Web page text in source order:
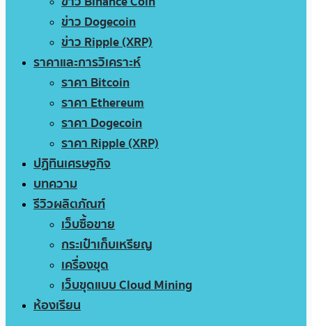
ข่าว Dogecoin
ข่าว Ripple (XRP)
ราคาและการวิเคราะห์
ราคา Bitcoin
ราคา Ethereum
ราคา Dogecoin
ราคา Ripple (XRP)
ปฏิทินเศรษฐกิจ
บทความ
รีวิวผลิตภัณฑ์
เว็บซื้อขาย
กระเป๋าเก็บเหรียญ
เครื่องขุด
เว็บขุดแบบ Cloud Mining
ห้องเรียน